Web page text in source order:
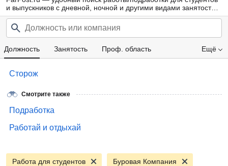
и выпускников с дневной, ночной и другими видами занятости
для девушек и парней от прямых работодателей, а также от
кадровых агентств. Свежие вакансии каждый день.
Ещё
Должность Занятость Проф. область
Сторож
Смотрите также
Подработка
Работай и отдыхай
Работа для студентов Буровая Компания